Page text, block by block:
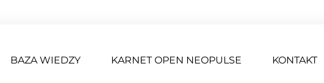
BAZA WIEDZY KARNET OPEN NEOPULSE KONTAKT